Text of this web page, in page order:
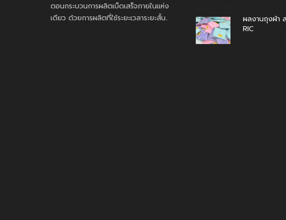
ตอนกระบวนการผลิตเบ็ดเสร็จภายในแห่ง
เดียว ด้วยการผลิตที่ใช้ระยะเวลาระยะสั้น..
ผลงานถุงผ้า
RIC